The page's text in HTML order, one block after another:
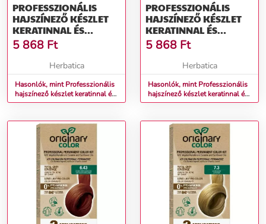
PROFESSZIONÁLIS
HAJSZÍNEZŐ KÉSZLET
KERATINNAL ÉS
NÖVÉNYI OLAJOKKAL -
KÜLÖNBÖZŐ
ÁRNYALATOK -
SZÍNN (FARBA):
CSOKOLÁDÉ
5 868 Ft
Herbatica
Hasonlók, mint Professzionális
hajszínező készlet keratinnal és
növényi olajokkal -
Originary Color Színn (Farba):
Csokoládé gesztenye 5/7
PROFESSZIONÁLIS
HAJSZÍNEZŐ KÉSZLET
KERATINNAL ÉS
NÖVÉNYI OLAJOKKAL -
KÜLÖNBÖZŐ
ÁRNYALATOK -
SZÍNN (FARBA):
VILÁGOS GESZTENYE
5 868 Ft
Herbatica
Hasonlók, mint Professzionális
hajszínező készlet keratinnal és
növényi olajokkal -
Originary Color Színn (Farba):
Világos gesztenye mahagóni 5/5